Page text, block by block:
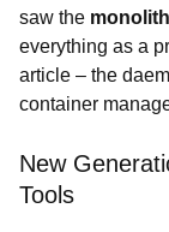
saw the
everything as a
article – the
container
New
Tools